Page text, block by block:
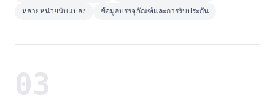
หลายหน่วยนับแปลง ข้อมูลบรรจุภัณฑ์และการรับประกัน
03